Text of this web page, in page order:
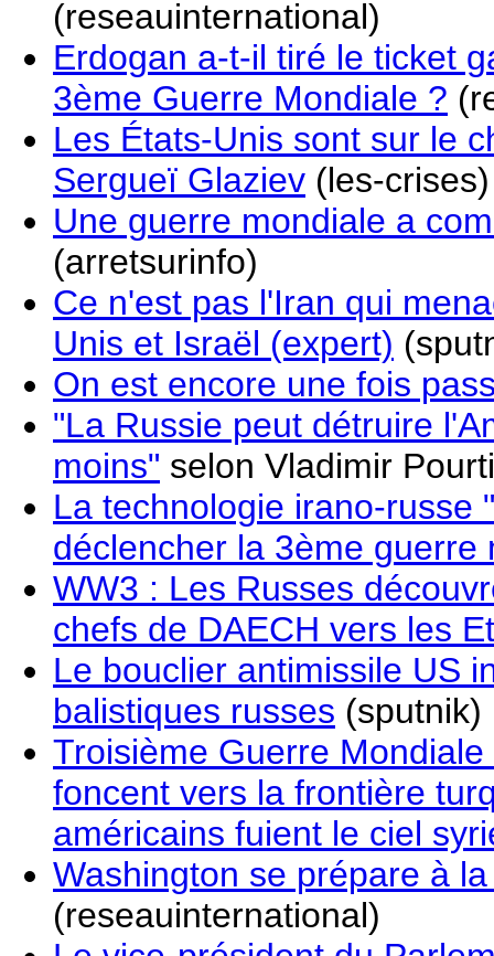
(reseauinternational)
Erdogan a-t-il tiré le ticket
3ème Guerre Mondiale ?
Les États-Unis sont sur le
Sergueï Glaziev (les-crises)
Une guerre mondiale a
(arretsurinfo)
Ce n'est pas l'Iran qui
Unis et Israël (expert)
On est encore une fois
"La Russie peut détruire
moins" selon Vladimir
La technologie irano-russe
déclencher la 3ème guerre
WW3 : Les Russes
chefs de DAECH vers les
Le bouclier antimissile US
balistiques russes (sputnik)
Troisième Guerre
foncent vers la frontière
américains fuient le ciel
Washington se prépare à
(reseauinternational)